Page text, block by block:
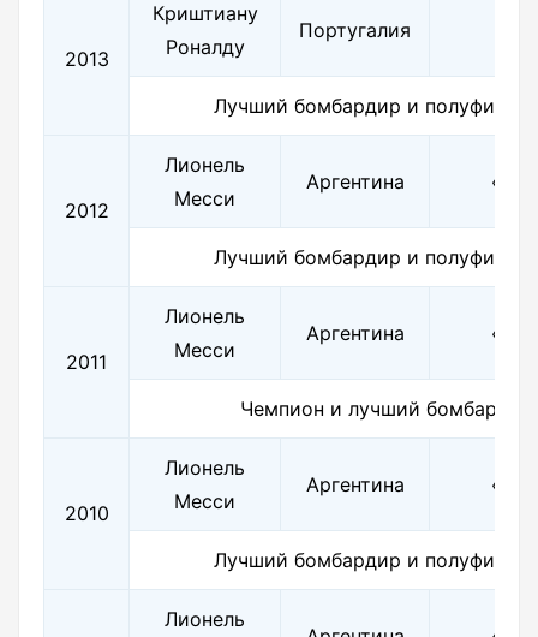
2013
Криштиану
Роналду
Португалия
Лучший бомбардир и
2012
Лионель
Месси
Аргентина
Лучший бомбардир и
2011
Лионель
Месси
Аргентина
Чемпион и лучший
2010
Лионель
Месси
Аргентина
Лучший бомбардир и
Лионель